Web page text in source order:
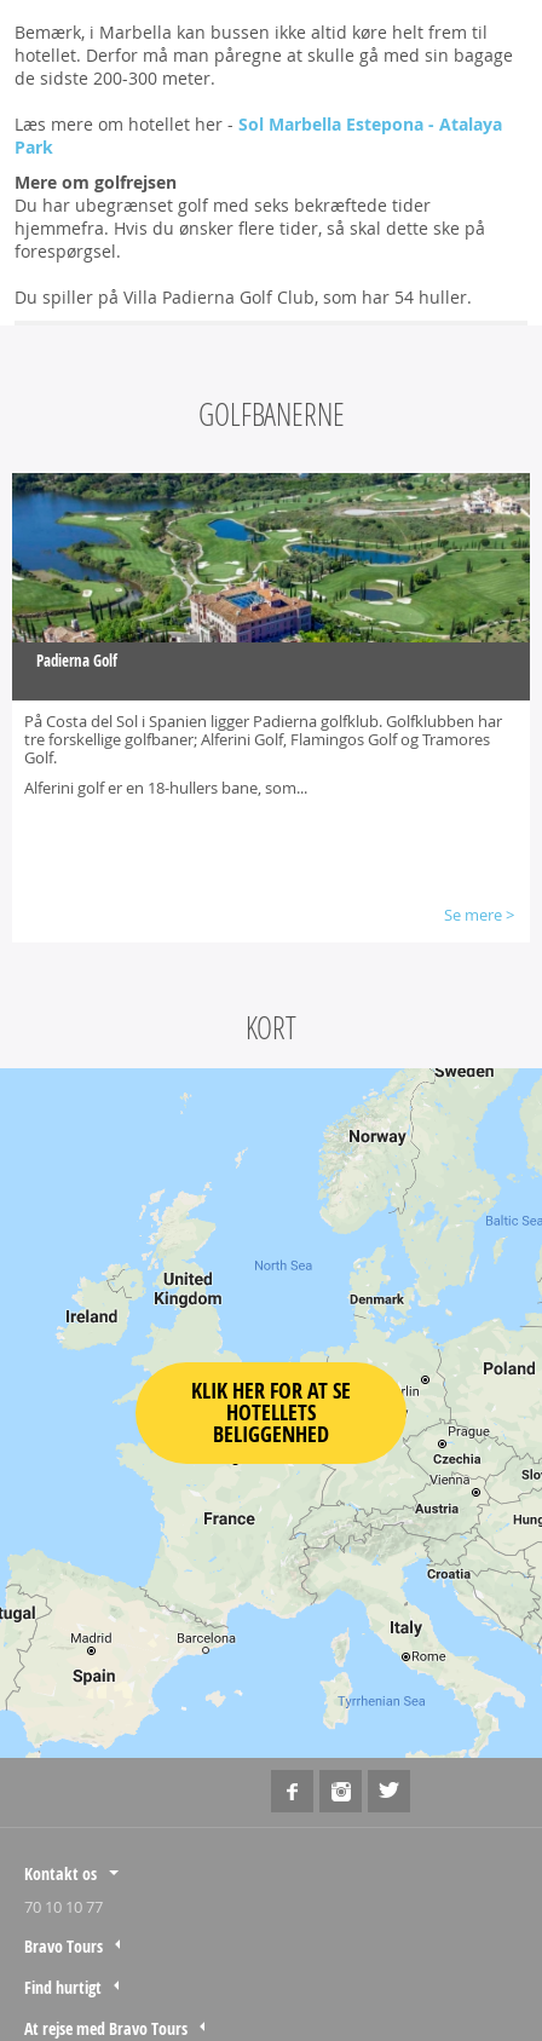
Bemærk, i Marbella kan bussen ikke altid køre helt frem til
hotellet. Derfor må man påregne at skulle gå med sin bagage
de sidste 200-300 meter.
Læs mere om hotellet her - Sol Marbella Estepona - Atalaya
Park
Mere om golfrejsen
Du har ubegrænset golf med seks bekræftede tider
hjemmefra. Hvis du ønsker flere tider, så skal dette ske på
forespørgsel.
Du spiller på Villa Padierna Golf Club, som har 54 huller.
GOLFBANERNE
Padierna Golf
På Costa del Sol i Spanien ligger Padierna golfklub. Golfklubben har
tre forskellige golfbaner; Alferini Golf, Flamingos Golf og Tramores
Golf.
Alferini golf er en 18-hullers bane, som...
Se mere>
KORT
KLIK HER FOR AT SE
HOTELLETS
BELIGGENHED
Kontakt os
70 10 10 77
Bravo Tours
Find hurtigt
At rejse med Bravo Tours